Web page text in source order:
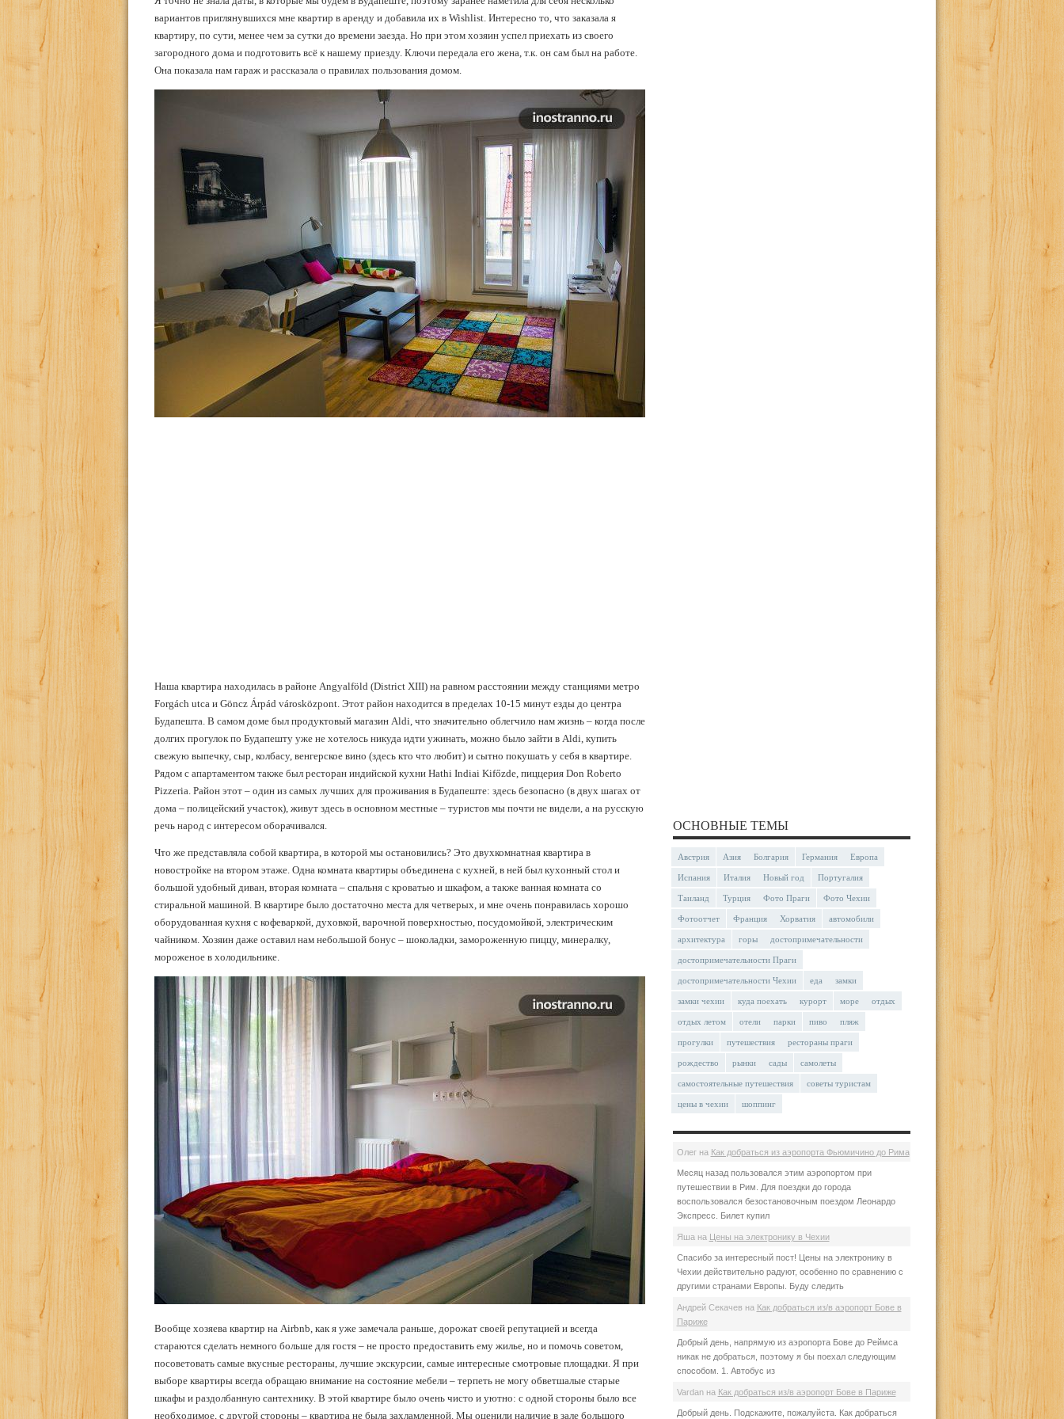
вариантов приглянувшихся мне квартир в аренду и добавила их в Wishlist. Интересно то, что заказала я
квартиру, по сути, менее чем за сутки до времени заезда. Но при этом хозяин успел приехать из своего
загородного дома и подготовить всё к нашему приезду. Ключи передала его жена, т.к. он сам был на работе.
Она показала нам гараж и рассказала о правилах пользования домом.
Наша квартира находилась в районе Angyalföld (District XIII) на равном расстоянии между станциями метро
Forgách utca и Göncz Árpád városközpont. Этот район находится в пределах 10-15 минут езды до центра
Будапешта. В самом доме был продуктовый магазин Aldi, что значительно облегчило нам жизнь – когда после
долгих прогулок по Будапешту уже не хотелось никуда идти ужинать, можно было зайти в Aldi, купить
свежую выпечку, сыр, колбасу, венгерское вино (здесь кто что любит) и сытно покушать у себя в квартире.
Рядом с апартаментом также был ресторан индийской кухни Hathi Indiai Kifőzde, пиццерия Don Roberto
Pizzeria. Район этот – один из самых лучших для проживания в Будапеште: здесь безопасно (в двух шагах от
дома – полицейский участок), живут здесь в основном местные – туристов мы почти не видели, а на русскую
речь народ с интересом оборачивался.
Что же представляла собой квартира, в которой мы остановились? Это двухкомнатная квартира в
новостройке на втором этаже. Одна комната квартиры объединена с кухней, в ней был кухонный стол и
большой удобный диван, вторая комната – спальня с кроватью и шкафом, а также ванная комната со
стиральной машиной. В квартире было достаточно места для четверых, и мне очень понравилась хорошо
оборудованная кухня с кофеваркой, духовкой, варочной поверхностью, посудомойкой, электрическим
чайником. Хозяин даже оставил нам небольшой бонус – шоколадки, замороженную пиццу, минералку,
мороженое в холодильнике.
Вообще хозяева квартир на Airbnb, как я уже замечала раньше, дорожат своей репутацией и всегда
стараются сделать немного больше для гостя – не просто предоставить ему жилье, но и помочь советом,
посоветовать самые вкусные рестораны, лучшие экскурсии, самые интересные смотровые площадки. Я при
выборе квартиры всегда обращаю внимание на состояние мебели – терпеть не могу обветшалые старые
шкафы и раздолбанную сантехнику. В этой квартире было очень чисто и уютно: с одной стороны было все
необходимое, с другой стороны – квартира не была захламленной. Мы оценили наличие в зале большого
ОСНОВНЫЕ ТЕМЫ
Австрия Азия Болгария Германия Европа
Испания Италия Новый год Португалия
Таиланд Турция Фото Праги Фото Чехии
Фотоотчет Франция Хорватия автомобили
архитектура горы достопримечательности
достопримечательности Праги
достопримечательности Чехии еда замки
замки чехии куда поехать курорт море отдых
отдых летом отели парки пиво пляж
прогулки путешествия рестораны праги
рождество рынки сады самолеты
самостоятельные путешествия советы туристам
цены в чехии шоппинг
Олегна Как добраться из аэропорта Фьюмичино до Рима
Месяц назад пользовался этим аэропортом при
путешествии в Рим. Для поездки до города
воспользовался безостановочным поездом Леонардо
Экспресс. Билет купил
Яша на Цены на электронику в Чехии
Спасибо за интересный пост! Цены на электронику в
Чехии действительно радуют, особенно по сравнению с
другими странами Европы. Буду следить
Андрей Секачев на Как добраться из/в аэропорт Бове в
Париже
Добрый день, напрямую из аэропорта Бове до Реймса
никак не добраться, поэтому я бы поехал следующим
способом. 1. Автобус из
Vardanна Как добраться из/в аэропорт Бове в Париже
Добрый день. Подскажите, пожалуйста. Как добраться